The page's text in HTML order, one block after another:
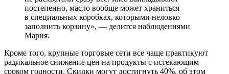
постепенно, масло вообще может храниться
в специальных коробках, которыми неловко
заполнить корзину», — делится наблюдениями
Мария.
Кроме того, крупные торговые сети все чаще практикуют
радикальное снижение цен на продукты с истекающим
сроком годности. Скидки могут достигнуть 40%, об этом